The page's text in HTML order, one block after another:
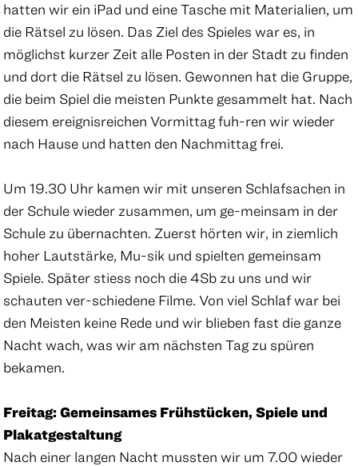
hatten wir ein iPad und eine Tasche mit Materialien, um
die Rätsel zu lösen. Das Ziel des Spieles war es, in
möglichst kurzer Zeit alle Posten in der Stadt zu finden
und dort die Rätsel zu lösen. Gewonnen hat die Gruppe,
die beim Spiel die meisten Punkte gesammelt hat. Nach
diesem ereignisreichen Vormittag fuh-ren wir wieder
nach Hause und hatten den Nachmittag frei.
Um 19.30 Uhr kamen wir mit unseren Schlafsachen in
der Schule wieder zusammen, um ge-meinsam in der
Schule zu übernachten. Zuerst hörten wir, in ziemlich
hoher Lautstärke, Mu-sik und spielten gemeinsam
Spiele. Später stiess noch die 4Sb zu uns und wir
schauten ver-schiedene Filme. Von viel Schlaf war bei
den Meisten keine Rede und wir blieben fast die ganze
Nacht wach, was wir am nächsten Tag zu spüren
bekamen.
Freitag: Gemeinsames Frühstücken, Spiele und
Plakatgestaltung
Nach einer langen Nacht mussten wir um 7.00 wieder